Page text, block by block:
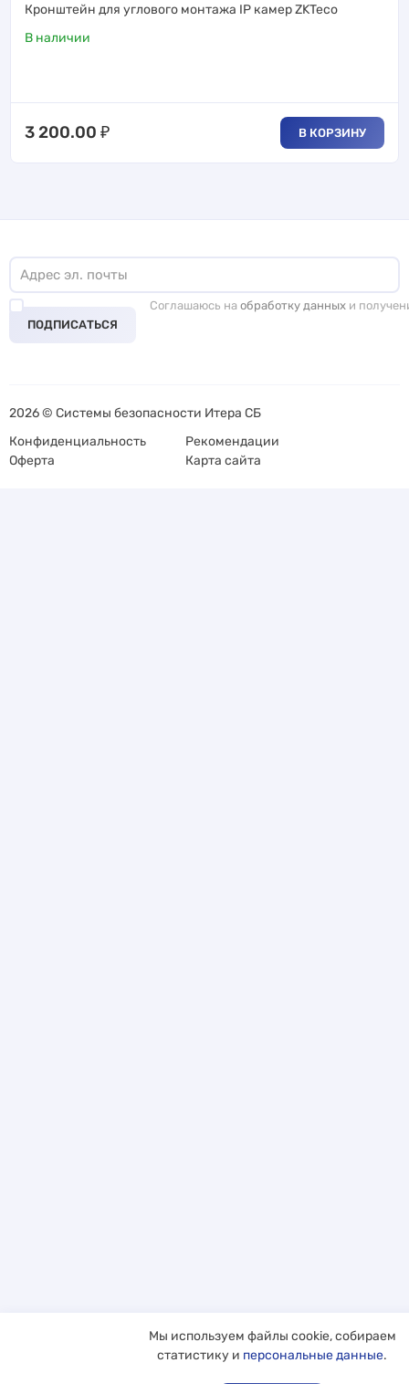
Кронштейн для углового монтажа IP камер ZKTeco
В наличии
3 200.00 ₽ В КОРЗИНУ
ПОДПИСАТЬСЯ
Соглашаюсь на обработку данных и
2026 © Системы безопасности Итера СБ
Конфиденциальность
Рекомендации
Оферта
Карта сайта
Мы используем файлы cookie, собираем
статистику и персональные данные.